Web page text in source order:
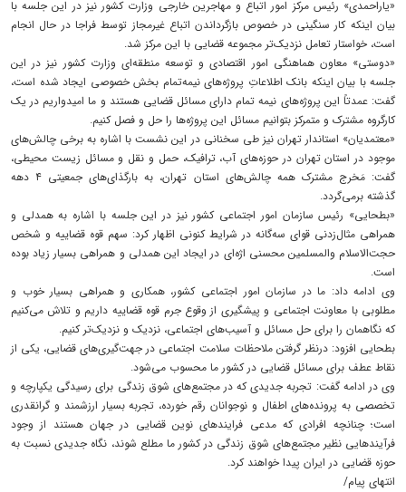
«یاراحمدی» رئیس مرکز امور اتباع و مهاجرین خارجی وزارت کشور نیز در این جلسه با
بیان اینکه کار سنگینی در خصوص بازگرداندن اتباع غیرمجاز توسط فراجا در حال انجام
است، خواستار تعامل نزدیک‌تر مجموعه قضایی با این مرکز شد.
«دوستی» معاون هماهنگی امور اقتصادی و توسعه منطقه‌ای وزارت کشور نیز در این
جلسه با بیان اینکه بانک اطلاعاتِ پروژه‌های نیمه‌تمام بخش خصوصی ایجاد شده است،
گفت: عمدتاً این پروژه‌های نیمه تمام دارای مسائل قضایی هستند و ما امیدواریم در یک
کارگروه مشترک و متمرکز بتوانیم مسائل این پروژه‌ها را حل و فصل کنیم.
«معتمدیان» استاندار تهران نیز طی سخنانی در این نشست با اشاره به برخی چالش‌های
موجود در استان تهران در حوزه‌های آب، ترافیک، حمل و نقل و مسائل زیست محیطی،
گفت: مَخرج مشترک همه چالش‌های استان تهران، به بارگذای‌های جمعیتی ۴ دهه
گذشته برمی‌گردد.
«بطحایی» رئیس سازمان امور اجتماعی کشور نیز در این جلسه با اشاره به همدلی و
همراهی مثال‌زدنی قوای سه‌گانه در شرایط کنونی اظهار کرد: سهم قوه قضاییه و شخص
حجت‌الاسلام والمسلمین محسنی اژه‌ای در ایجاد این همدلی و همراهی بسیار زیاد بوده
است.
وی ادامه داد: ما در سازمان امور اجتماعی کشور، همکاری و همراهی بسیار خوب و
مطلوبی با معاونت اجتماعی و پیشگیری از وقوع جرم قوه قضاییه داریم و تلاش می‌کنیم
که نگاهمان را برای حل مسائل و آسیب‌های اجتماعی، نزدیک و نزدیک‌تر کنیم.
بطحایی افزود: درنظر گرفتن ملاحظات سلامت اجتماعی در جهت‌گیری‌های قضایی، یکی از
نقاط عطف برای مسائل قضایی در کشور ما محسوب می‌شود.
وی در ادامه گفت: تجربه جدیدی که در مجتمع‌های شوق زندگی برای رسیدگی یکپارچه و
تخصصی به پرونده‌های اطفال و نوجوانان رقم خورده، تجربه بسیار ارزشمند و گرانقدری
است؛ چنانچه افرادی که مدعی فرایندهای نوین قضایی در جهان هستند از وجود
فرآیندهایی نظیر مجتمع‌های شوق زندگی در کشور ما مطلع شوند، نگاه جدیدی نسبت به
حوزه قضایی در ایران پیدا خواهند کرد.
انتهای پیام/